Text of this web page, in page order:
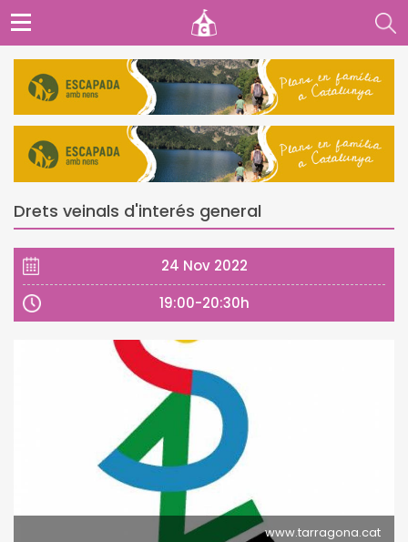
Drets veinals d'interés general
24 Nov 2022
19:00-20:30h
www.tarragona.cat